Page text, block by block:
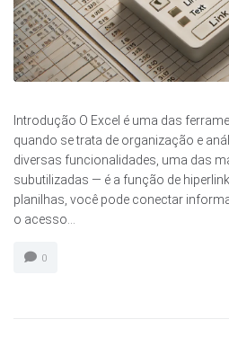
Introdução O Excel é uma das
quando se trata de organização e
diversas funcionalidades, uma das
subutilizadas — é a função de
planilhas, você pode conectar
o acesso...
0